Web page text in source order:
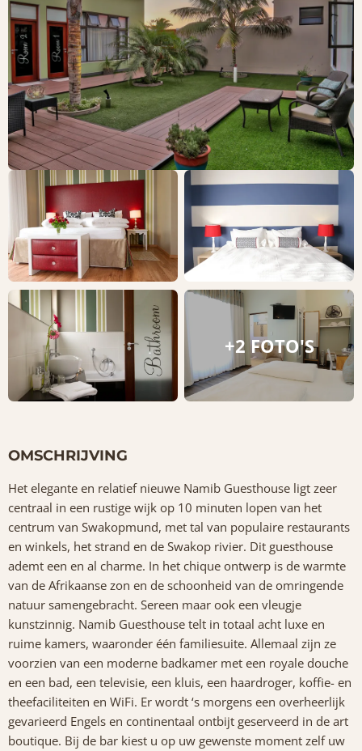
+2 FOTO'S
OMSCHRIJVING
Het elegante en relatief nieuwe Namib Guesthouse ligt zeer
centraal in een rustige wijk op 10 minuten lopen van het
centrum van Swakopmund, met tal van populaire restaurants
en winkels, het strand en de Swakop rivier. Dit guesthouse
ademt een en al charme. In het chique ontwerp is de warmte
van de Afrikaanse zon en de schoonheid van de omringende
natuur samengebracht. Sereen maar ook een vleugje
kunstzinnig. Namib Guesthouse telt in totaal acht luxe en
ruime kamers, waaronder één familiesuite. Allemaal zijn ze
voorzien van een moderne badkamer met een royale douche
en een bad, een televisie, een kluis, een haardroger, koffie- en
theefaciliteiten en WiFi. Er wordt ‘s morgens een overheerlijk
gevarieerd Engels en continentaal ontbijt geserveerd in de art
boutique. Bij de bar kiest u op uw gewenste moment zelf uw